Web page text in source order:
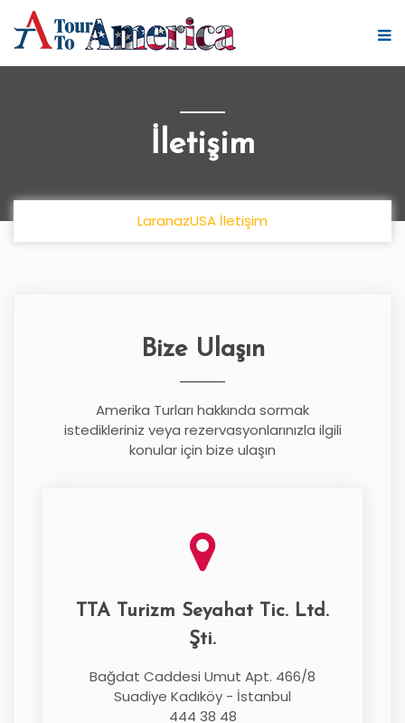
İletişim
LaranazUSA İletişim
Bize Ulaşın
Amerika Turları hakkında sormak
istedikleriniz veya rezervasyonlarınızla ilgili
konular için bize ulaşın
TTA Turizm Seyahat Tic. Ltd.
Şti.
Bağdat Caddesi Umut Apt. 466/8
Suadiye Kadıköy - İstanbul
444 38 48